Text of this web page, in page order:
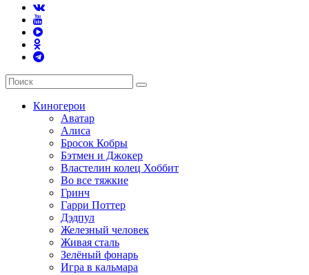
Киногерои
Аватар
Алиса
Бросок Кобры
Бэтмен и Джокер
Властелин колец Хоббит
Во все тяжкие
Гринч
Гарри Поттер
Дэдпул
Железный человек
Живая сталь
Зелёный фонарь
Игра в кальмара